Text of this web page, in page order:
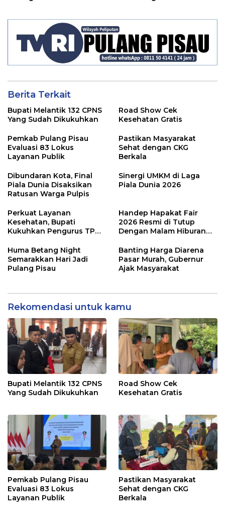
Berita Terkait
Bupati Melantik 132 CPNS
Yang Sudah Dikukuhkan
Road Show Cek
Kesehatan Gratis
Pemkab Pulang Pisau
Evaluasi 83 Lokus
Layanan Publik
Pastikan Masyarakat
Sehat dengan CKG
Berkala
Dibundaran Kota, Final
Piala Dunia Disaksikan
Ratusan Warga Pulpis
Sinergi UMKM di Laga
Piala Dunia 2026
Perkuat Layanan
Kesehatan, Bupati
Kukuhkan Pengurus TP
Handep Hapakat Fair
2026 Resmi di Tutup
Dengan Malam Hiburan
Huma Betang Night
Semarakkan Hari Jadi
Pulang Pisau
Banting Harga Diarena
Pasar Murah, Gubernur
Ajak Masyarakat
Rekomendasi untuk kamu
Bupati Melantik 132 CPNS
Yang Sudah Dikukuhkan
Road Show Cek
Kesehatan Gratis
Pemkab Pulang Pisau
Evaluasi 83 Lokus
Layanan Publik
Pastikan Masyarakat
Sehat dengan CKG
Berkala